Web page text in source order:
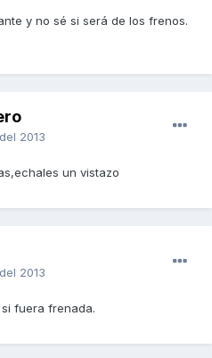
y no sé si será de los frenos.
2013
un vistazo
2013
fuera frenada.